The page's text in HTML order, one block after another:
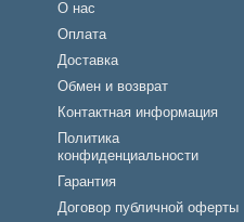
О нас
Оплата
Доставка
Обмен и возврат
Контактная информация
Политика
конфиденциальности
Гарантия
Договор публичной оферты